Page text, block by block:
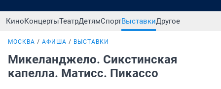
КиноКонцертыТеатрДетямСпортВыставкиДругое
МОСКВА АФИША ВЫСТАВКИ
Микеланджело. Сикстинская
капелла. Матисс. Пикассо